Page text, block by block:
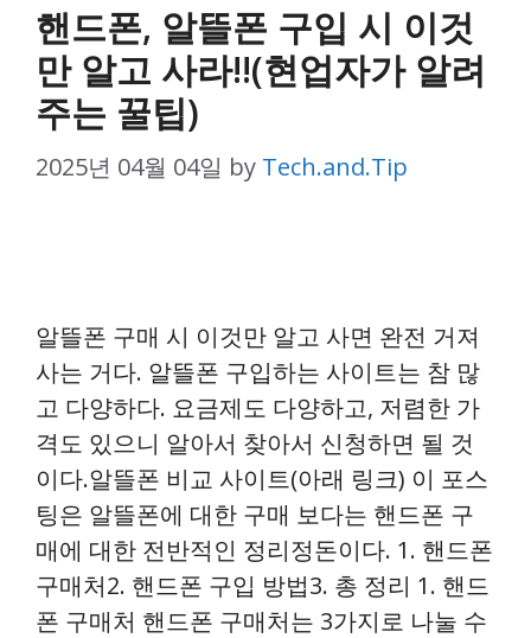
핸드폰, 알뜰폰 구입 시 이것
만 알고 사라!!(현업자가 알려
주는 꿀팁)
2025년 04월 04일 by Tech.and.Tip
알뜰폰 구매 시 이것만 알고 사면 완전 거져
사는 거다. 알뜰폰 구입하는 사이트는 참 많
고 다양하다. 요금제도 다양하고, 저렴한 가
격도 있으니 알아서 찾아서 신청하면 될 것
이다.알뜰폰 비교 사이트(아래 링크) 이 포스
팅은 알뜰폰에 대한 구매 보다는 핸드폰 구
매에 대한 전반적인 정리정돈이다. 1. 핸드폰
구매처2. 핸드폰 구입 방법3. 총 정리 1. 핸드
폰 구매처 핸드폰 구매처는 3가지로 나눌 수